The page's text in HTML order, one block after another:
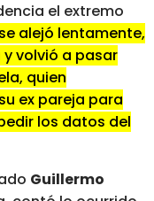
el extremo
se alejó lentamente,
volvió a pasar
quien
ex pareja para
los datos del
Guillermo